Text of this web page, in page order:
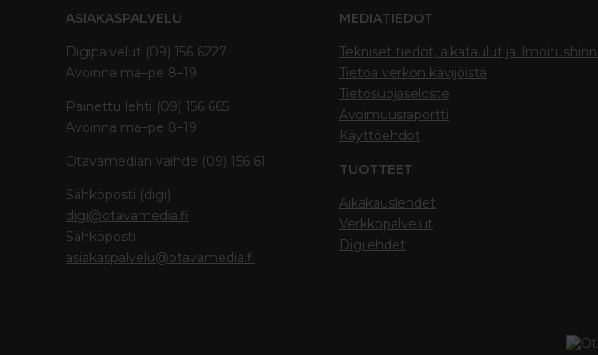
ASIAKASPALVELU
Digipalvelut (09) 156 6227
Avoinna ma–pe 8–19
Painettu lehti (09) 156 665
Avoinna ma–pe 8–19
Otavamedian vaihde (09) 156 61
Sähköposti (digi)
digi@otavamedia.fi
Sähköposti
asiakaspalvelu@otavamedia.fi
MEDIATIEDOT
Tekniset tiedot, aikataulut ja
Tietoa verkon kävijöistä
Tietosuojaseloste
Avoimuusraportti
Käyttöehdot
TUOTTEET
Aikakauslehdet
Verkkopalvelut
Digilehdet